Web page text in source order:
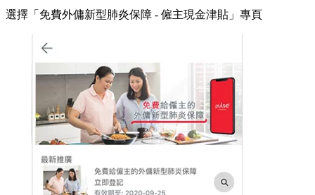
選擇「免費外傭新型肺炎保障 - 僱主現金津貼」專頁